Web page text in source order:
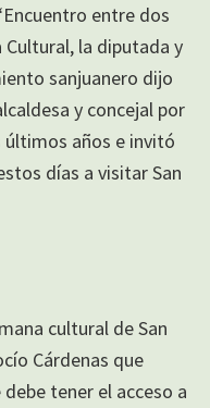
entre dos
Cultural, la diputada y
sanjuanero dijo
y concejal por
años e invitó
días a visitar San
cultural de San
Cárdenas que
tener el acceso a